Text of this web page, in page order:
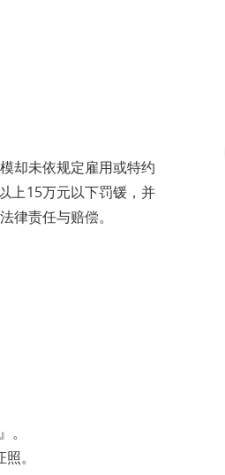
却未依规定雇用或特约
上15万元以下罚锾，并
律责任与赔偿。
。